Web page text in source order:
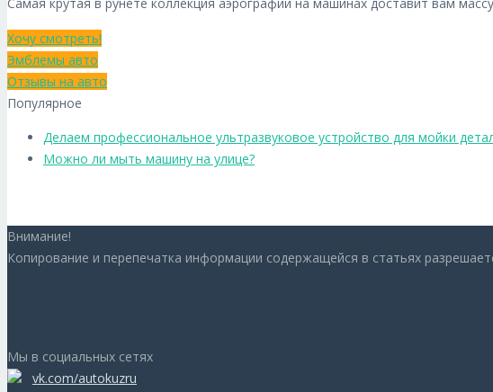
Хочу смотреть!
Эмблемы авто
Отзывы на авто
Популярное
Делаем профессиональное ультразвуковое устройство для мойки
Можно ли мыть машину на улице?
Внимание!
Копирование и перепечатка информации содержащейся в статьях
Мы в социальных сетях
vk.com/autokuzru